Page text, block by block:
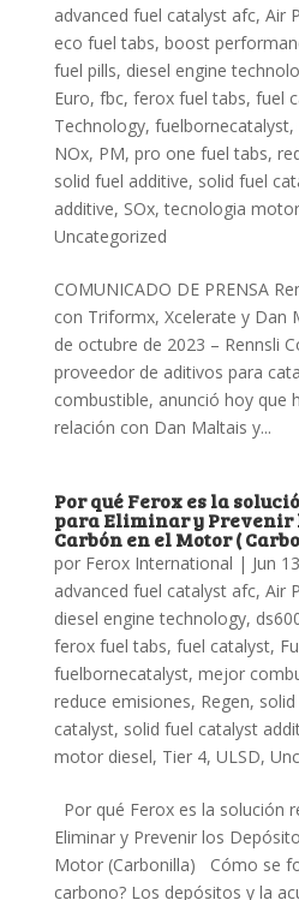
advanced fuel catalyst afc, Air
eco fuel tabs, boost
fuel pills, diesel engine
Euro, fbc, ferox fuel tabs, fuel
Technology, fuelbornecatalyst,
NOx, PM, pro one fuel tabs,
solid fuel additive, solid fuel
additive, SOx,tecnologia
Uncategorized
COMUNICADO DE PRENSA
con Triformx, Xcelerate y Dan
de octubre de 2023 – Rennsli
proveedor de aditivos para
combustible, anunció hoy que
relación con Dan Maltais y...
Por qué Ferox es la
para Eliminar y Prevenir
Carbón en el Motor (
por Ferox International | Jun
advanced fuel catalyst afc, Air
diesel engine technology,
ferox fuel tabs, fuel catalyst,
fuelbornecatalyst, mejor
reduce emisiones, Regen,
catalyst, solid fuel catalyst
motor diesel, Tier 4, ULSD,
Por qué Ferox es la solución
Eliminar y Prevenir los
Motor (Carbonilla) Cómo se
carbono? Los depósitos y la